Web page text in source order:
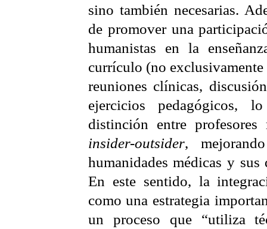
sino también necesarias.
de promover una
humanistas en la
currículo (no
reuniones clínicas,
ejercicios pedagógicos,
distinción entre
insider-outsider,
humanidades médicas y sus
En este sentido, la
como una estrategia
un proceso que “utiliza